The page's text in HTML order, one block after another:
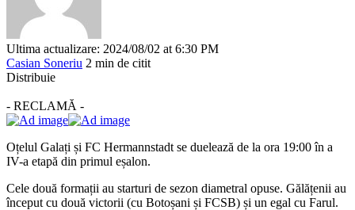
Ultima actualizare: 2024/08/02 at 6:30 PM
Casian Soneriu 2 min de citit
Distribuie
- RECLAMĂ -
Oțelul Galați și FC Hermannstadt se duelează de la ora 19:00 în a
IV-a etapă din primul eșalon.
Cele două formații au starturi de sezon diametral opuse. Gălățenii au
început cu două victorii (cu Botoșani și FCSB) și un egal cu Farul.